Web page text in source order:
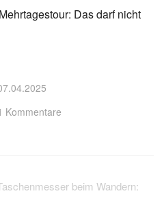
Das darf nicht
Kommentare
beim Wandern: